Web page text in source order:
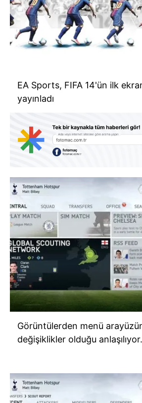
EA Sports, FIFA 14'ün ilk
yayınladı
Görüntülerden menü
değişiklikler olduğu anlaşılıyor.